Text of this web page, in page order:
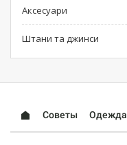
Аксесуари
Штани та джинси
Советы Одежда